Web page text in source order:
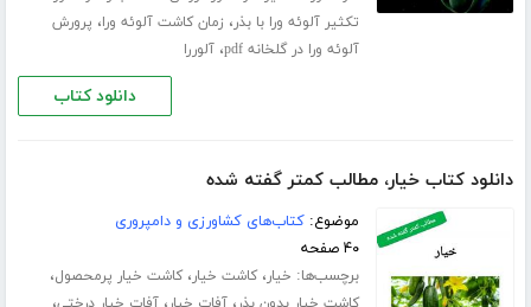
تکثیر آلوئه ورا با بذر، زمان کاشت آلوئه ورا، پرورش
آلوئه ورا در گلخانه pdf
،آلوررا
دانلود کتاب
دانلود کتاب خیار، مطالب کمتر گفته شده
موضوع:کتاب‌های کشاورزی و دامپروری
۴۰ صفحه
برچسب‌ها: خیار،کاشت خیار،کاشت خیار پرمحصول،
کاشت خیار بدون بذر آفات خیار آفات خیار درختی